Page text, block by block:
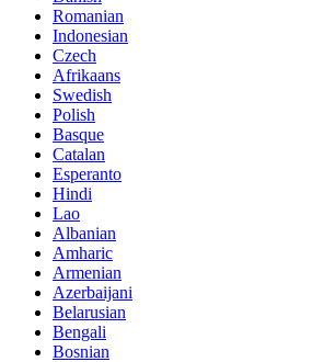
Romanian
Indonesian
Czech
Afrikaans
Swedish
Polish
Basque
Catalan
Esperanto
Hindi
Lao
Albanian
Amharic
Armenian
Azerbaijani
Belarusian
Bengali
Bosnian